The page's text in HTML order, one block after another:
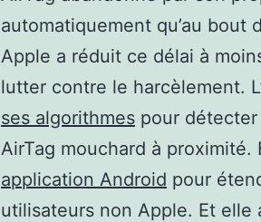
automatiquement qu’au bout
Apple a réduit ce délai à
lutter contre le harcèlement.
ses algorithmes pour détecter
AirTag mouchard à proximité.
application Android pour
utilisateurs non Apple. Et